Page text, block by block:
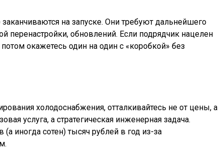
на запуске. Они требуют дальнейшего
перенастройки, обновлений. Если подрядчик нацелен
окажетесь один на один с «коробкой» без
холодоснабжения, отталкивайтесь не от цены, а
услуга, а стратегическая инженерная задача.
иногда сотен) тысяч рублей в год из-за